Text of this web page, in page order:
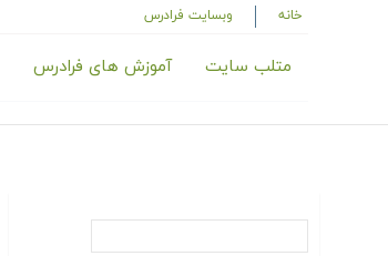
خانه وبسایت فرادرس
متلب سایت آموزش های فرادرس